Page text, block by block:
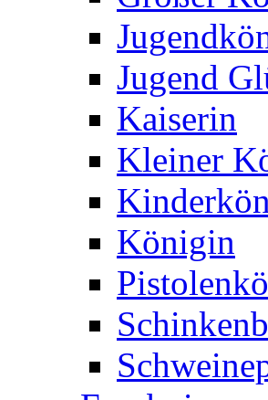
Jugend
Kaiserin
Kleiner
Königin